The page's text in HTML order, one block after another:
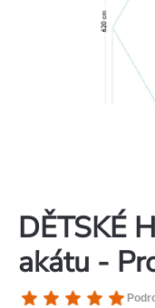
DĚTSKÉ
akátu -
Průměrné